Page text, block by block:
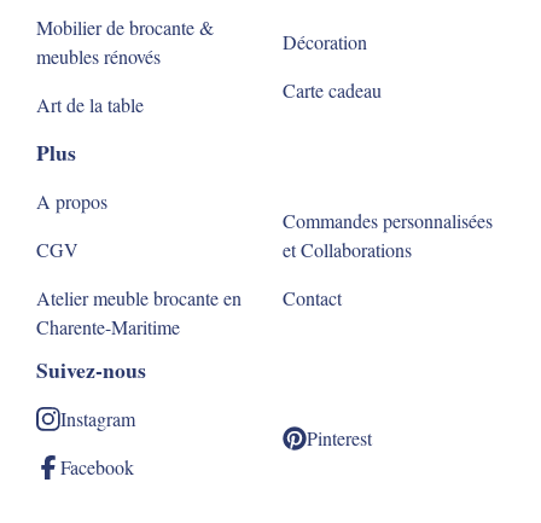
Mobilier de brocante &
meubles rénovés
Art de la table
Décoration
Carte cadeau
Plus
A propos
CGV
Atelier meuble brocante en
Charente-Maritime
Commandes personnalisées
et Collaborations
Contact
Suivez-nous
Instagram
Facebook
Pinterest